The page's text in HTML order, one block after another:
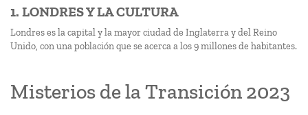
1. LONDRES Y LA CULTURA
Londres es la capital y la mayor ciudad de Inglaterra y del Reino
Unido, con una población que se acerca a los 9 millones de habitantes.
Misterios de la Transición 2023